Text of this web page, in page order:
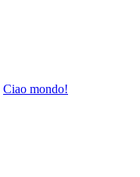
Ciao mondo!